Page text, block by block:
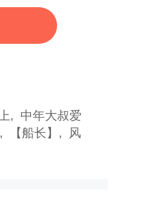
中年大叔爱
【船长】
风